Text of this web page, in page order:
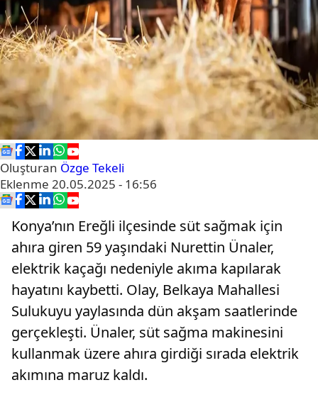
Oluşturan Özge Tekeli
Eklenme 20.05.2025 - 16:56
Konya’nın Ereğli ilçesinde süt sağmak için
ahıra giren 59 yaşındaki Nurettin Ünaler,
elektrik kaçağı nedeniyle akıma kapılarak
hayatını kaybetti. Olay, Belkaya Mahallesi
Sulukuyu yaylasında dün akşam saatlerinde
gerçekleşti. Ünaler, süt sağma makinesini
kullanmak üzere ahıra girdiği sırada elektrik
akımına maruz kaldı.